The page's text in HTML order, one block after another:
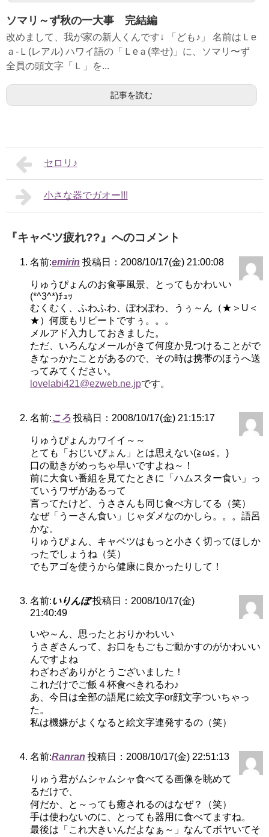
ソマリ～ず秋の一大事 完結編
改めまして、我が家の新人くんです↓ 「ども♪」 名前はＬe
ａ-Ｌ(レアル) ハワイ語の「Ｌeａ(幸せ)」に、ソマリ〜ず
全員の頭文字「Ｌ」を...
記事を読む
セロリ♪
小さな器でガオー!!!
『キャベツ疲れ??』へのコメント
名前:emirin 投稿日：2008/10/17(金) 21:00:08
りゅうぴょんのお食事風景、とってもかわいい
(*^3^*)ﾁｭｯ
むくむく、ふわふわ、ぽわぽわ、うぅ～ん（★＞U＜
★）何度もリピートですぅ。。。
メルアド入力しておきました。
ただ、いろんなメールがきて何度か見つけることがで
きなっかたことがあるので、その時は携帯のほうへ送
ってみてください。
lovelabi421@ezweb.ne.jpです。
名前:ころ 投稿日：2008/10/17(金) 21:15:17
りゅうぴょんカワイイ～～
とても「おじいぴょん」とは思えない(≧ω≦。)
口の動きがめっちゃ早いですよね～！
前に大食い番組を見てたときに「ハムスター食い」っ
ていうワザがあるって
言ってたけど、うささんも同じ食べ方してる（笑）
なぜ「うーさん食い」じゃダメなのかしら。。。語呂
かな。
りゅうぴょん、キャベツはもっと小さく切ってほしか
ったでしょうね（笑）
でもアゴを使うから健康に良かったりして！
名前:いりんぼ 投稿日：2008/10/17(金)
21:40:49
いや～ん、思ったとおりかわいい
うさぎさんって、お口をもごもご動かすのがかわいい
んですよね
わざわざありがとうございました！
これだけでご飯４杯食べきれるわ♪
あ、今日は全部の語尾に絵文字or顔文字ついちゃっ
た。
私は機嫌がよくなると絵文字連発するの（笑）
名前:Ranran 投稿日：2008/10/17(金) 22:51:13
りゅう君がムシャムシャ食べてる画像を眺めて
るだけで、
何だか、と～っても癒されるのはなぜ？（笑）
手は使わないのに、とっても器用に食べてますね。
最後は「これ大きいんだよなぁ～」なんてボヤいてそ